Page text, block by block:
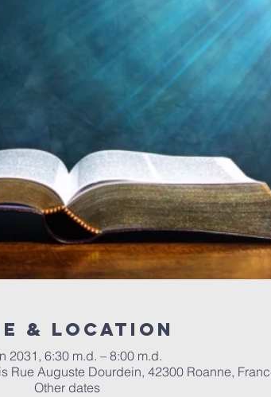
& Location
2031, 6:30 m.d. – 8:00 m.d.
Rue Auguste Dourdein, 42300 Roanne,
Other dates